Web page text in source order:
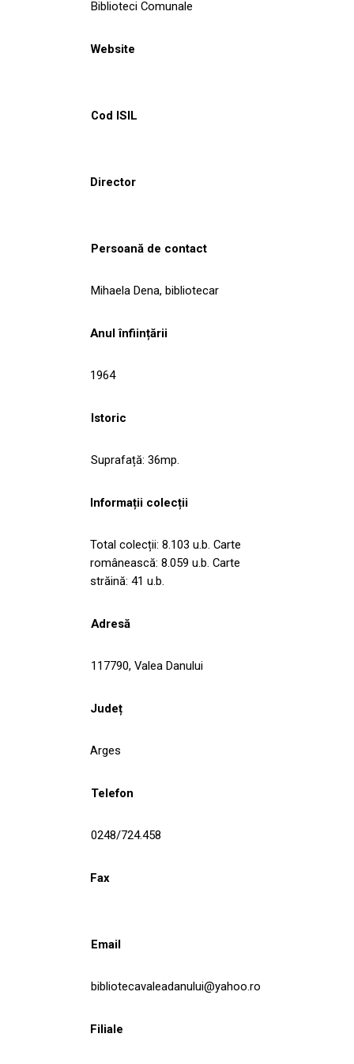
Biblioteci Comunale
Website
Cod ISIL
Director
Persoană de contact
Mihaela Dena, bibliotecar
Anul înființării
1964
Istoric
Suprafață: 36mp.
Informații colecții
Total colecții: 8.103 u.b. Carte
românească: 8.059 u.b. Carte
străină: 41 u.b.
Adresă
117790, Valea Danului
Județ
Arges
Telefon
0248/724.458
Fax
Email
bibliotecavaleadanului@yahoo.ro
Filiale